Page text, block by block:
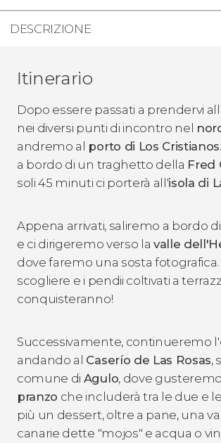
DESCRIZIONE
Itinerario
Dopo essere passati a prendervi
nei diversi punti di incontro nel
andremo al porto di Los Cristianos
a bordo di un traghetto della Fred
soli 45 minuti ci porterà all'isola di
Appena arrivati, saliremo a bordo
e ci dirigeremo verso la valle
dove faremo una sosta
scogliere e i pendii coltivati a
conquisteranno!
Successivamente, continueremo
andando al Caserío de Las Rosas,
comune di Agulo, dove
pranzo che includerà tra le due e
più un dessert, oltre a pane, una
canarie dette "mojos" e acqua o